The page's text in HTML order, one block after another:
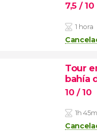
7,5 / 10
1 hora
Tour
bahía
10 / 10
1h 45m